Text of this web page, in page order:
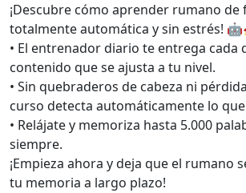
¡Descubre cómo aprender rumano de
totalmente automática y sin estrés!
• El entrenador diario te entrega cada
contenido que se ajusta a tu nivel.
• Sin quebraderos de cabeza ni
curso detecta automáticamente lo
• Relájate y memoriza hasta 5.000
siempre.
¡Empieza ahora y deja que el rumano
tu memoria a largo plazo!